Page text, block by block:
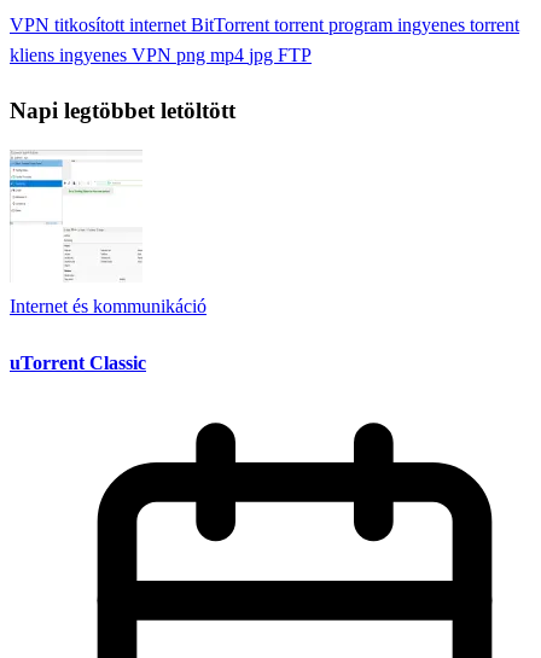
VPN titkosított internet BitTorrent torrent program ingyenes torrent
kliens ingyenes VPN png mp4 jpg FTP
Napi legtöbbet letöltött
Internet és kommunikáció
uTorrent Classic